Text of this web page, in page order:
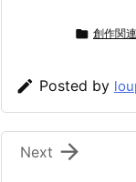
 創作関
 Posted by

Next